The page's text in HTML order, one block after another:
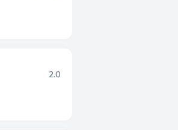
2.0